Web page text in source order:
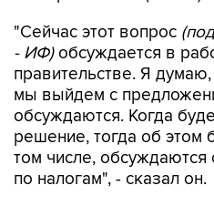
"Сейчас этот вопрос
- ИФ)обсуждается в
правительстве. Я
мы выйдем с
обсуждаются. Когда
решение, тогда об этом
том числе, обсуждаются
по налогам", - сказал он.